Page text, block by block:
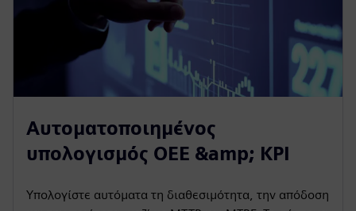
Αυτοματοποιημένος
υπολογισμός OEE &amp; KPI
Υπολογίστε αυτόματα τη διαθεσιμότητα, την απόδοση